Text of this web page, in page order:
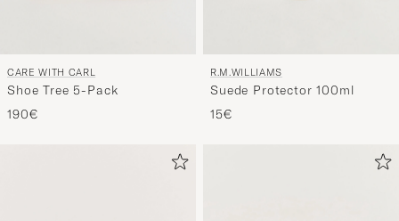
CARE WITH CARL
Shoe Tree 5-Pack
190€
R.M.WILLIAMS
Suede Protector 100ml
15€